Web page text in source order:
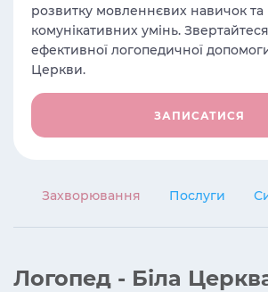
розвитку мовленнєвих навичок
комунікативних умінь.
ефективної логопедичної
Церкви.
ЗАПИСАТИСЯ
Захворювання Послуги
Логопед - Біла